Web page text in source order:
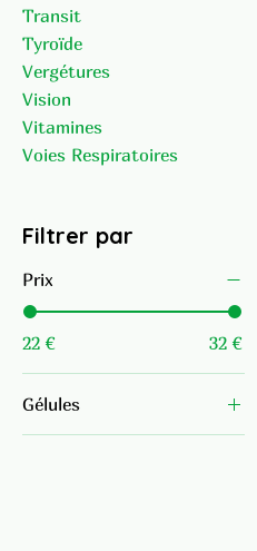
Transit
Tyroïde
Vergétures
Vision
Vitamines
Voies Respiratoires
Filtrer par
Prix
22 € 32 €
Gélules